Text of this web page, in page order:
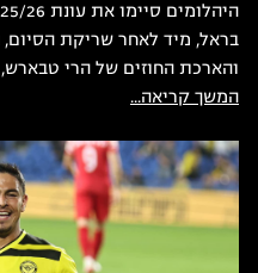
בראל, מיד לאחר שריקת הסיום,
והארכת החוזים של הרי טבארש,
המשך קריאה...